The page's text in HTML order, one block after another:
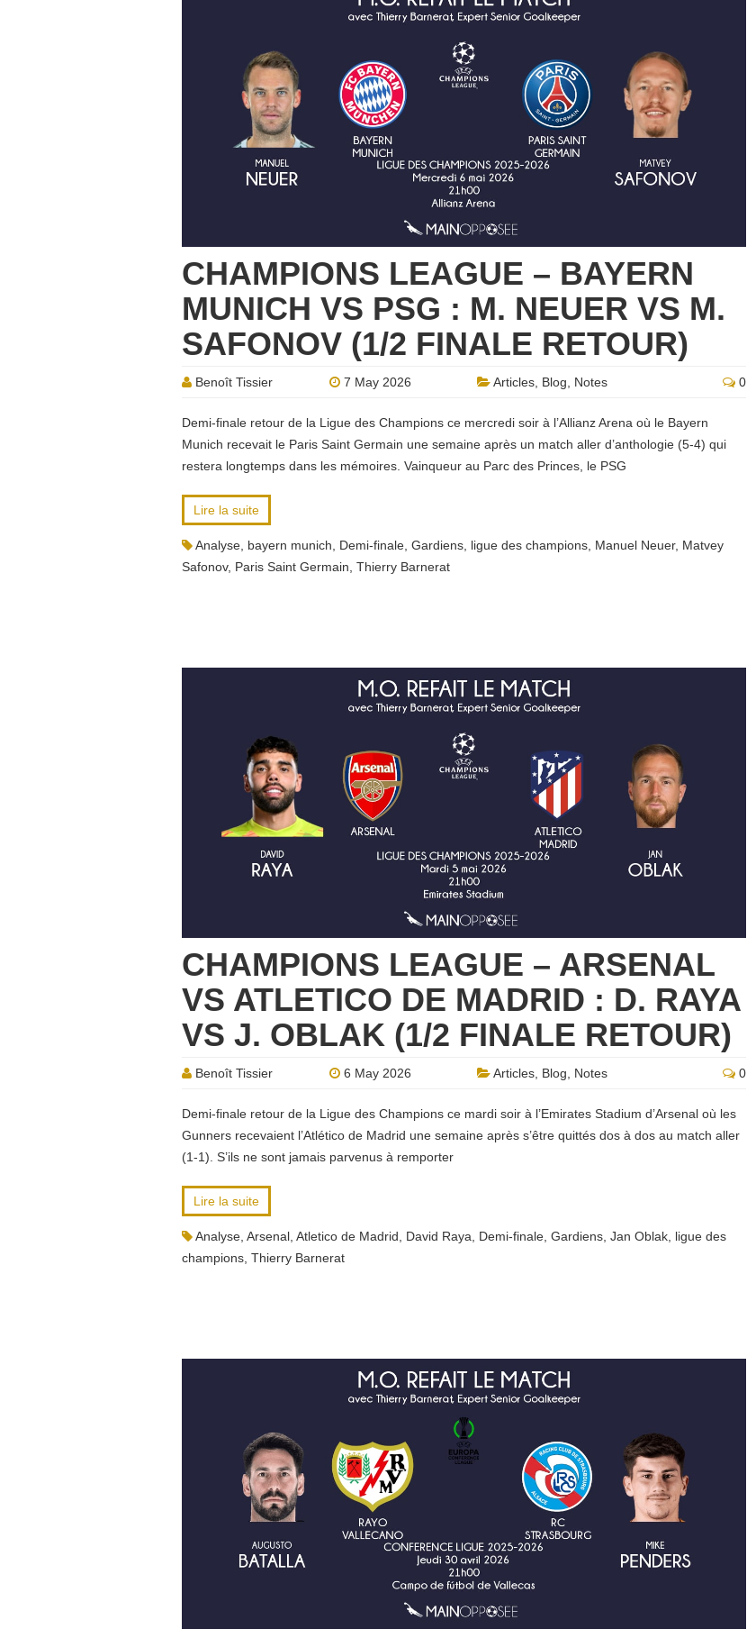
CHAMPIONS LEAGUE – BAYERN
MUNICH VS PSG : M. NEUER VS M.
SAFONOV (1/2 FINALE RETOUR)
Benoît Tissier 7 May 2026 Articles Blog Notes 0
Demi-finale retour de la Ligue des Champions ce mercredi soir à l’Allianz Arena où le Bayern
Munich recevait le Paris Saint Germain une semaine après un match aller d’anthologie (5-4) qui
restera longtemps dans les mémoires. Vainqueur au Parc des Princes, le PSG
Lire la suite
Analyse bayern munich Demi-finale Gardiens ligue des champions Manuel Neuer, Matvey
Safonov, Paris Saint Germain Thierry Barnerat
CHAMPIONS LEAGUE – ARSENAL
VS ATLETICO DE MADRID : D. RAYA
VS J. OBLAK (1/2 FINALE RETOUR)
Benoît Tissier 6 May 2026 Articles Blog Notes 0
Demi-finale retour de la Ligue des Champions ce mardi soir à l’Emirates Stadium d’Arsenal où les
Gunners recevaient l’Atlético de Madrid une semaine après s’être quittés dos à dos au match aller
(1-1). S’ils ne sont jamais parvenus à remporter
Lire la suite
Analyse Arsenal Atletico de Madrid David Raya Demi-finale Gardiens Jan Oblak ligue des
champions Thierry Barnerat